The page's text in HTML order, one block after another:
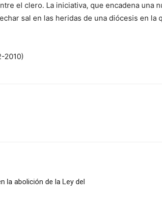
el clero. La iniciativa, que encadena una
sal en las heridas de una diócesis en la
2010)
la abolición de la Ley del